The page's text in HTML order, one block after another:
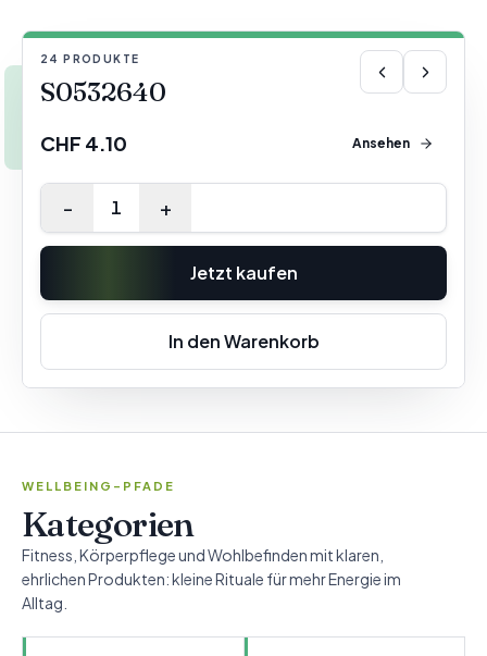
IM FOKUS
24 PRODUKTE
S0532640
CHF 4.10 Ansehen
- 1 +
Jetzt kaufen
In den Warenkorb
WELLBEING-PFADE
Kategorien
Fitness, Körperpflege und Wohlbefinden mit klaren,
ehrlichen Produkten: kleine Rituale für mehr Energie im
Alltag.